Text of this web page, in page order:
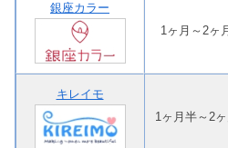
銀座カラー
1ヶ月～2ヶ
キレイモ
1ヶ月半～2